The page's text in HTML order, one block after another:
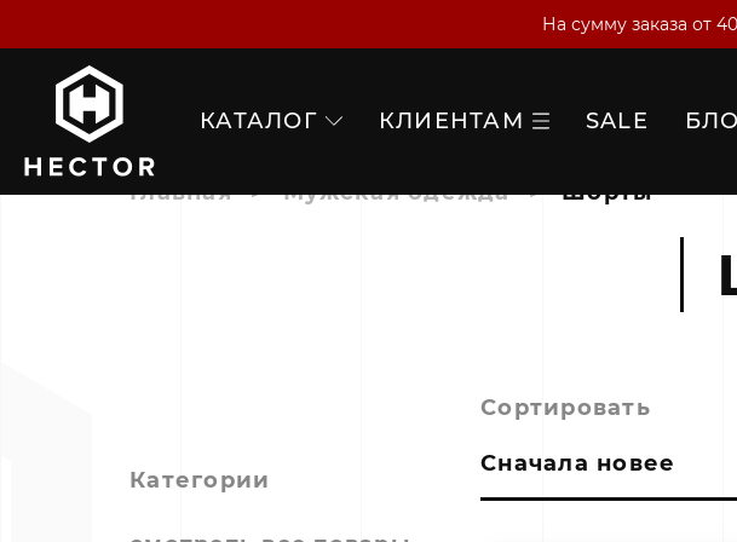
На сумму заказа от
КАТАЛОГ КЛИЕНТАМ SALE
Главная Мужская одежда Шорты
Категории
Сортировать
Сначала новее